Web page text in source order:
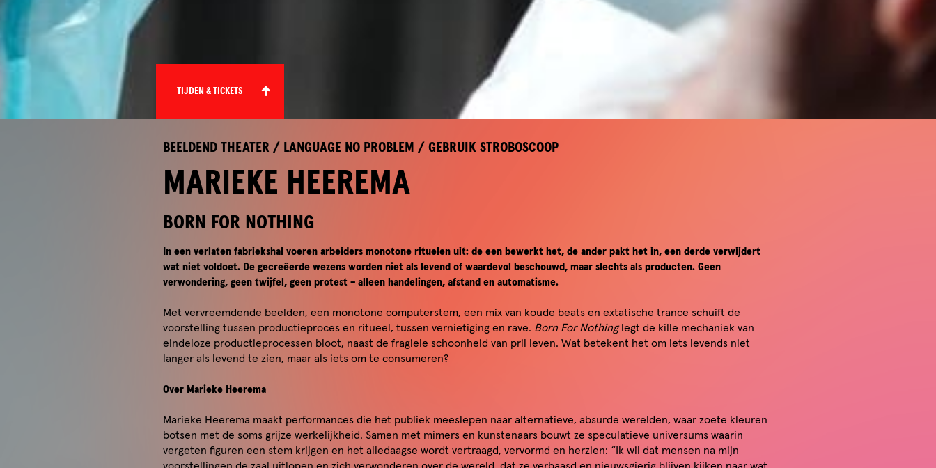
TIJDEN & TICKETS
BEELDEND THEATER / LANGUAGE NO PROBLEM / GEBRUIK STROBOSCOOP
MARIEKE HEEREMA
BORN FOR NOTHING
In een verlaten fabriekshal voeren arbeiders monotone rituelen uit: de een bewerkt het, de ander pakt het in, een derde verwijdert
wat niet voldoet. De gecreëerde wezens worden niet als levend of waardevol beschouwd, maar slechts als producten. Geen
verwondering, geen twijfel, geen protest – alleen handelingen, afstand en automatisme.
Met vervreemdende beelden, een monotone computerstem, een mix van koude beats en extatische trance schuift de
voorstelling tussen productieproces en ritueel, tussen vernietiging en rave. Born For Nothing legt de kille mechaniek van
eindeloze productieprocessen bloot, naast de fragiele schoonheid van pril leven. Wat betekent het om iets levends niet
langer als levend te zien, maar als iets om te consumeren?
Over Marieke Heerema
Marieke Heerema maakt performances die het publiek meeslepen naar alternatieve, absurde werelden, waar zoete kleuren
botsen met de soms grijze werkelijkheid. Samen met mimers en kunstenaars bouwt ze speculatieve universums waarin
vergeten figuren een stem krijgen en het alledaagse wordt vertraagd, vervormd en herzien: “Ik wil dat mensen na mijn
voorstellingen de zaal uitlopen en zich verwonderen over de wereld, dat ze verbaasd en nieuwsgierig blijven kijken naar wat